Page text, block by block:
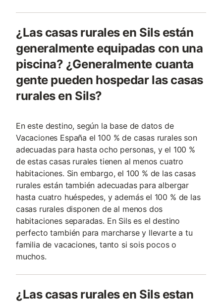
¿Las casas rurales en Sils están
generalmente equipadas con una
piscina? ¿Generalmente cuanta
gente pueden hospedar las casas
rurales en Sils?
En este destino, según la base de datos de
Vacaciones España el 100 % de casas rurales son
adecuadas para hasta ocho personas, y el 100 %
de estas casas rurales tienen al menos cuatro
habitaciones. Sin embargo, el 100 % de las casas
rurales están también adecuadas para albergar
hasta cuatro huéspedes, y además el 100 % de las
casas rurales disponen de al menos dos
habitaciones separadas. En Sils es el destino
perfecto también para marcharse y llevarte a tu
familia de vacaciones, tanto si sois pocos o
muchos.
¿Las casas rurales en Sils estan